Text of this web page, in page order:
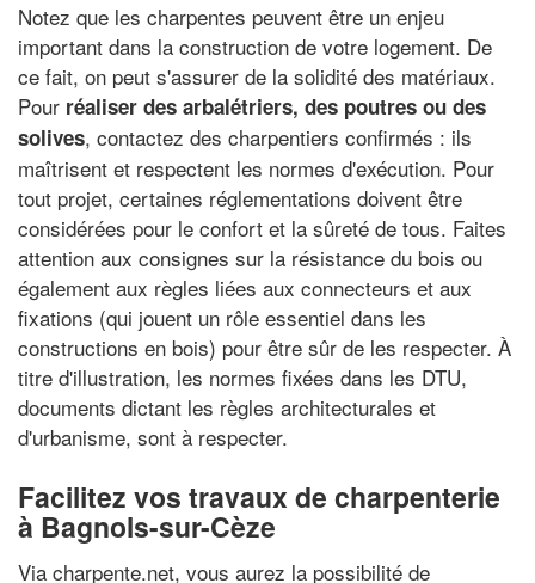
Notez que les charpentes peuvent être un enjeu
important dans la construction de votre logement. De
ce fait, on peut s'assurer de la solidité des matériaux.
Pour réaliser des arbalétriers, des poutres ou des
solives, contactez des charpentiers confirmés : ils
maîtrisent et respectent les normes d'exécution. Pour
tout projet, certaines réglementations doivent être
considérées pour le confort et la sûreté de tous. Faites
attention aux consignes sur la résistance du bois ou
également aux règles liées aux connecteurs et aux
fixations (qui jouent un rôle essentiel dans les
constructions en bois) pour être sûr de les respecter. À
titre d'illustration, les normes fixées dans les DTU,
documents dictant les règles architecturales et
d'urbanisme, sont à respecter.
Facilitez vos travaux de charpenterie
à Bagnols-sur-Cèze
Via charpente.net, vous aurez la possibilité de